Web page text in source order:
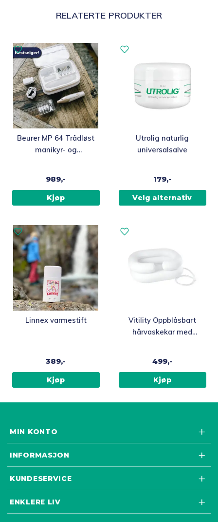
RELATERTE PRODUKTER
Beurer MP 64 Trådløst
manikyr- og
989,-
Kjøp
Utrolig naturlig
universalsalve
179,-
Velg alternativ
produktet
Alternativene
kan
på
Linnex varmestift
389,-
Kjøp
Vitility Oppblåsbart
hårvaskekar med
499,-
Kjøp
MIN KONTO
INFORMASJON
KUNDESERVICE
ENKLERE LIV